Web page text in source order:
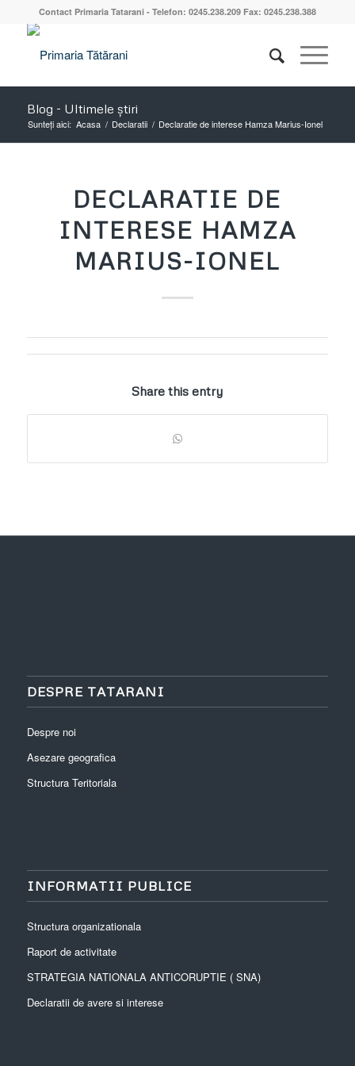
Contact Primaria Tatarani - Telefon: 0245.238.209 Fax: 0245.238.388
Blog - Ultimele știri
Sunteți aici: Acasa / Declaratii / Declaratie de interese Hamza Marius-Ionel
DECLARATIE DE
INTERESE HAMZA
MARIUS-IONEL
Share this entry
DESPRE TATARANI
Despre noi
Asezare geografica
Structura Teritoriala
INFORMATII PUBLICE
Structura organizationala
Raport de activitate
STRATEGIA NATIONALA ANTICORUPTIE ( SNA)
Declaratii de avere si interese